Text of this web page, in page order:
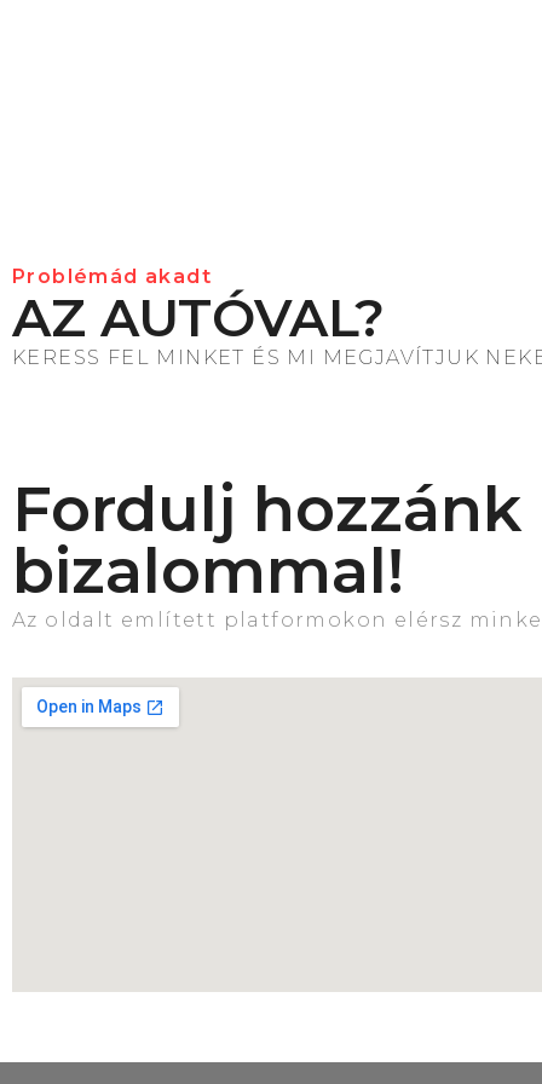
Problémád akadt
AZ AUTÓVAL?
KERESS FEL MINKET ÉS MI MEGJAVÍTJUK
Fordulj hozzánk
bizalommal!
Az oldalt említett platformokon elérsz